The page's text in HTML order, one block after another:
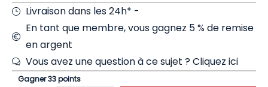
Livraison dans les 24h* -
En tant que membre, vous gagnez 5 % de remise
en argent
Vous avez une question à ce sujet ?Cliquez ici
Gagner 33 points